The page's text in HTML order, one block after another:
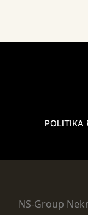
POLITIKA
NS-Group